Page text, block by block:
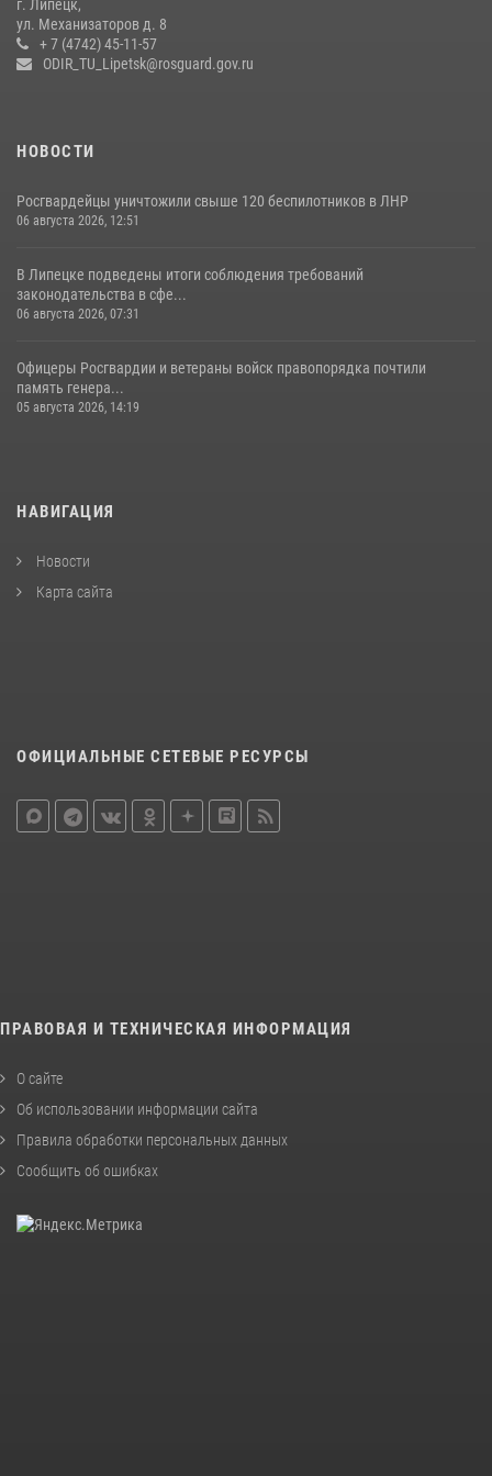
17 июля 2026, 12:26 5
г. Липецк,
ул. Механизаторов д. 8
+ 7 (4742) 45-11-57
ODIR_TU_Lipetsk@rosguard.gov.ru
НОВОСТИ
Росгвардейцы уничтожили свыше 120 беспилотников в ЛНР
06 августа 2026, 12:51
В Липецке подведены итоги соблюдения требований
законодательства в сфе...
06 августа 2026, 07:31
Офицеры Росгвардии и ветераны войск правопорядка почтили
память генера...
05 августа 2026, 14:19
НАВИГАЦИЯ
Новости
Карта сайта
ОФИЦИАЛЬНЫЕ СЕТЕВЫЕ РЕСУРСЫ
ПРАВОВАЯ И ТЕХНИЧЕСКАЯ ИНФОРМАЦИЯ
О сайте
Об использовании информации сайта
Правила обработки персональных данных
Сообщить об ошибках